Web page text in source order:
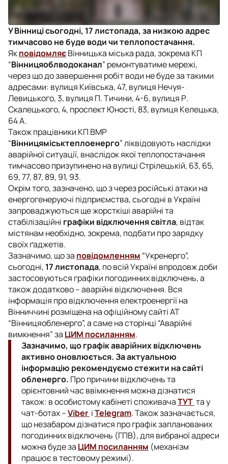
У Вінниці сьогодні, 17 листопада, за низкою адрес
тимчасово не буде води чи теплопостачання.
ЯкповідомляєВінницька міська рада, зокрема КП
“Вінницяоблводоканал” ремонтуватиме мережі,
через що до завершення робіт води не буде за такими
адресами: вулиця Київська, 47, вулиця Нечуя-
Левицького, 3, вулиця П. Тичини, 4-6, вулиця Р.
Скалецького, 4, проспект Юності, 83, вулиця Келецька,
64 А.
Також працівники КП ВМР
“Вінницяміськтеплоенерго” ліквідовують наслідки
аварійної ситуації, внаслідок якої теплопостачання
тимчасово призупинено на вулиці Стрілецькій, 63, 65,
69, 77, 87, 89, 91, 93.
Окрім того, зазначено, що з через російські атаки на
енергогенеруючі підприємства, сьогодні в Україні
запроваджуються ще жорсткіші аварійні та
стабілізаційні графіки відключення світла, відтак
містянам необхідно, зокрема, подбати про зарядку
своїх ґаджетів.
Зазначимо, що за повідомленням “Укренерго”,
сьогодні, 17 листопада, по всій Україні впродовж доби
застосовуються графіки погодинних відключень, а
також додатково – аварійні відключення. Вся
інформація про відключення електроенергії на
Вінниччині розміщена на офіційному сайті АТ
“Вінницяобленерго”, а саме на сторінці “Аварійні
вимкнення” за ЦИМ посиланням.
Зазначимо, що графік аварійних відключень
активно оновлюється. За актуальною
інформацію рекомендуємо стежити на сайті
обленерго. Про причини відключень та
орієнтовний час ввімкнення можна дізнатися
також: в особистому кабінеті споживачаТУТ та у
чат-ботах –Viber іTelegram. Також зазначається,
що незабаром дізнатися про графік запланованих
погодинних відключень (ГПВ), для вибраної адреси
можна буде за ЦИМ посиланням (механізм
працює в тестовому режимі).